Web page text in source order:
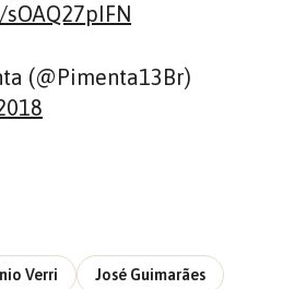
(@Pimenta13Br)
Verri José Guimarães